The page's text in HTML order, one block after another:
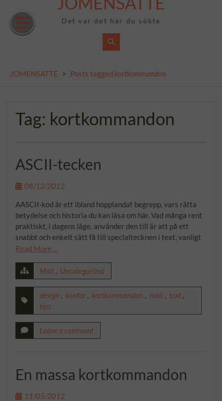
content
Det var det här du sökte
JOMENSATTE > Posts tagged kortkommandon
Tag: kortkommandon
ASCII-tecken
08/12/2012
AASCII-kod är ett ibland hopplandat begrepp, vars rätta
betydelse och historia du kan läsa om här. Vad många rent
praktiskt, i dagens läge, använder den till är att på ett
snabbt och enkelt sätt få till specialtecknen i text, vanligt
Read More …
Mail , Uncategorized
design , kontor , kortkommandon , mail , text ,
tips
Leave a comment
En massa kortkommandon
11/05/2012